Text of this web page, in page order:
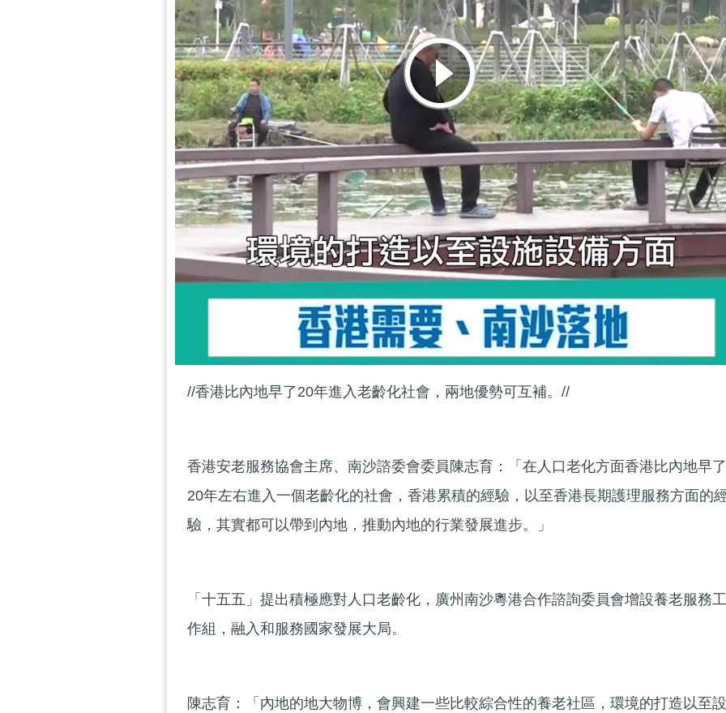
//香港比內地早了20年進入老齡化社會，兩地優勢可互補。//
香港安老服務協會主席、南沙諮委會委員陳志育：「在人口老化方面香港比內地早了
20年左右進入一個老齡化的社會，香港累積的經驗，以至香港長期護理服務方面的
驗，其實都可以帶到內地，推動內地的行業發展進步。」
「十五五」提出積極應對人口老齡化，廣州南沙粵港合作諮詢委員會增設養老服務工
作組，融入和服務國家發展大局。
陳志育：「內地的地大物博，會興建一些比較綜合性的養老社區，環境的打造以至設